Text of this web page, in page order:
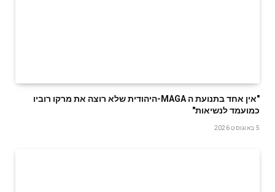
‬כמועמד‭ ‬לנשיאות‭"‬
5 באוגוסט 2026